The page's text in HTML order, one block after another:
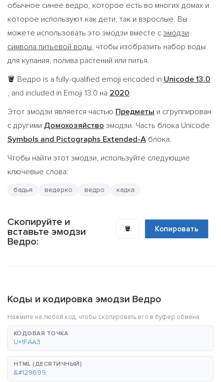
обычное синее ведро, которое есть во многих домах и
которое используют как дети, так и взрослые. Вы
можете использовать это эмодзи вместе с эмодзи
символа питьевой воды, чтобы изобразить набор воды
для купания, полива растений или питья.
🪣 Ведро is a fully-qualified emoji encoded in Unicode 13.0
, and included in Emoji 13.0 на 2020.
Этот эмодзи является частью Предметы и сгруппирован
с другими Домохозяйство эмодзи. Часть блока Unicode
Symbols and Pictographs Extended-A блока.
Чтобы найти этот эмодзи, используйте следующие
ключевые слова:
бадья ведерко ведро кадка
Скопируйте и
вставьте эмодзи
Ведро:
🪣 Копировать
Коды и кодировка эмодзи Ведро
Нажмите на любой код, чтобы скопировать его в буфер обмена.
КОДОВАЯ ТОЧКА
U+1FAA3
HTML (ДЕСЯТИЧНЫЙ)
&#129699;